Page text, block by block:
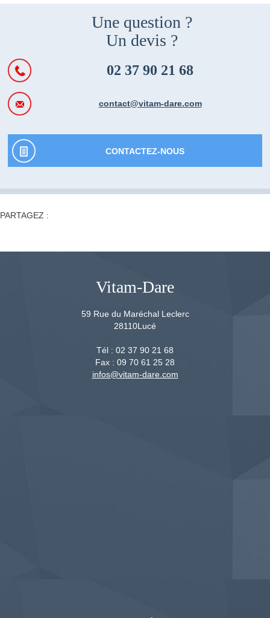
Une question ?
Un devis ?
02 37 90 21 68
contact@vitam-dare.com
CONTACTEZ-NOUS
PARTAGEZ :
Vitam-Dare
59 Rue du Maréchal Leclerc
28110Lucé
Tél : 02 37 90 21 68
Fax : 09 70 61 25 28
infos@vitam-dare.com